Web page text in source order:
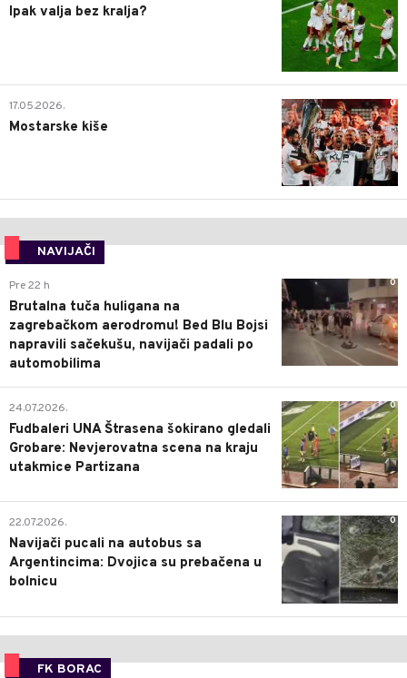
Ipak valja bez kralja?
0
17.05.2026.
Mostarske kiše
NAVIJAČI
0
Pre 22 h
Brutalna tuča huligana na
zagrebačkom aerodromu! Bed Blu Bojsi
napravili sačekušu, navijači padali po
automobilima
0
24.07.2026.
Fudbaleri UNA Štrasena šokirano gledali
Grobare: Nevjerovatna scena na kraju
utakmice Partizana
0
22.07.2026.
Navijači pucali na autobus sa
Argentincima: Dvojica su prebačena u
bolnicu
FK BORAC